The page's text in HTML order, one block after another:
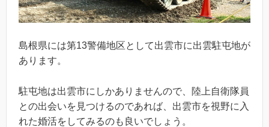
島根県には第13警備地区として出雲市に出雲駐屯地が
あります。
駐屯地は出雲市にしかありませんので、陸上自衛隊員
との出会いを見つけるのであれば、出雲市を視野に入
れた婚活をしてみるのも良いでしょう。